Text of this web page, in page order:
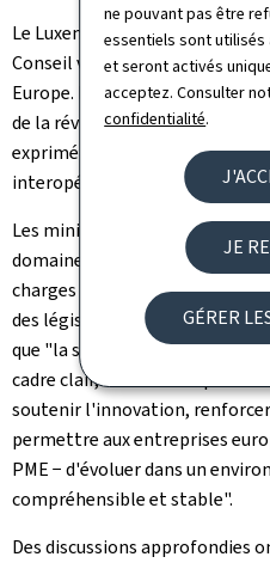
ne pouvant pas être
essentiels sont
et seront activés
acceptez. Consulter
confidentialité.
JE
GÉRER
Le Luxembourg soutient
Conseil visant à renforcer la
Europe. La ministre a
de la révision des objectifs de
exprimé son soutien à un
interopérable et basé sur des
Les ministres ont eu un
domaine du numérique
charges administratives et sur
des législations existantes. À
que "la simplification doit
cadre clair, cohérent et
soutenir l'innovation,
permettre aux entreprises
PME − d'évoluer dans un
compréhensible et stable".
Des discussions approfondies